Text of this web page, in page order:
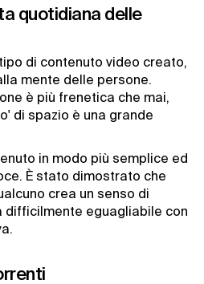
quotidiana delle
di contenuto video creato,
mente delle persone.
è più frenetica che mai,
di spazio è una grande
in modo più semplice ed
È stato dimostrato che
crea un senso di
difficilmente eguagliabile con